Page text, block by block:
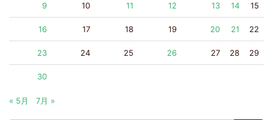
9 10 11 12 13 14 15
16 17 18 19 20 21 22
23 24 25 26 27 28 29
30
« 5月 7月 »